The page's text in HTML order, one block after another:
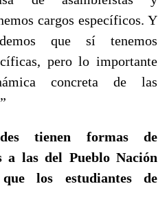
cargos específicos. Y
que sí tenemos
pero lo importante
concreta de las
tienen formas de
a las del Pueblo Nación
los estudiantes de